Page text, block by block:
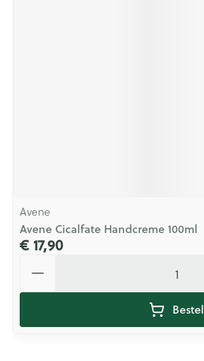
Avene
Avene Cicalfate Handcreme 100ml
€ 17,90
Bestel